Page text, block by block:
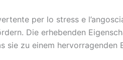
per lo stress e
Die erhebenden
sie zu einem